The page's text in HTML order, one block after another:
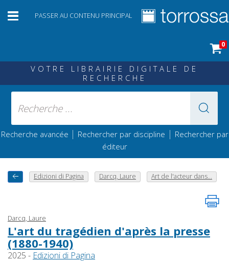
PASSER AU CONTENU PRINCIPAL
0
VOTRE LIBRAIRIE DIGITALE DE
RECHERCHE
Recherche avancée | Rechercher par discipline | Rechercher par
éditeur
Edizioni di Pagina Darcq, Laure Art de l'acteur dans...
Darcq, Laure
L'art du tragédien d'après la presse
(1880-1940)
2025 - Edizioni di Pagina